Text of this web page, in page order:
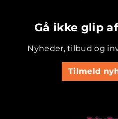
Gå ikke glip
Nyheder, tilbud og
Tilmeld